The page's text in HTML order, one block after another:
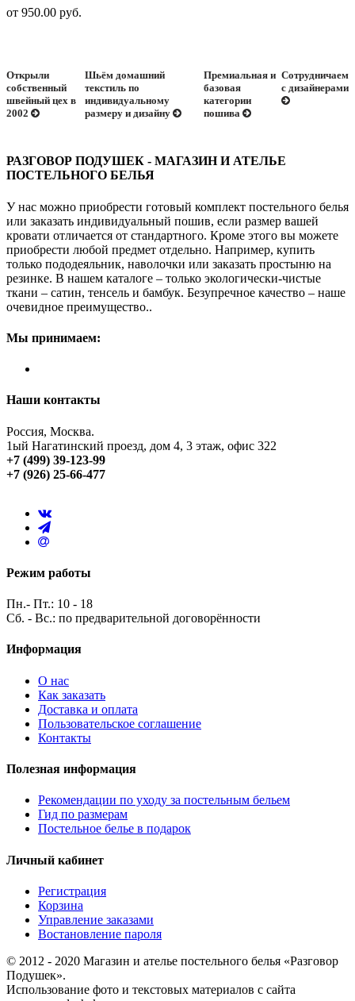
от 950.00 руб.
Открыли
собственный
швейный цех в
2002
Шьём домашний
текстиль по
индивидуальному
размеру и дизайну
Премиальная и
базовая
категории
пошива
Сотрудничаем
с дизайнерами
РАЗГОВОР ПОДУШЕК - МАГАЗИН И АТЕЛЬЕ
ПОСТЕЛЬНОГО БЕЛЬЯ
У нас можно приобрести готовый комплект постельного белья
или заказать индивидуальный пошив, если размер вашей
кровати отличается от стандартного. Кроме этого вы можете
приобрести любой предмет отдельно. Например, купить
только пододеяльник, наволочки или заказать простыню на
резинке. В нашем каталоге – только экологически-чистые
ткани – сатин, тенсель и бамбук. Безупречное качество – наше
очевидное преимущество..
Мы принимаем:
Наши контакты
Россия, Москва.
1ый Нагатинский проезд, дом 4, 3 этаж, офис 322
+7 (499) 39-123-99
+7 (926) 25-66-477
Режим работы
Пн.- Пт.: 10 - 18
Сб. - Вс.: по предварительной договорённости
Информация
О нас
Как заказать
Доставка и оплата
Пользовательское соглашение
Контакты
Полезная информация
Рекомендации по уходу за постельным бельем
Гид по размерам
Постельное белье в подарок
Личный кабинет
Регистрация
Корзина
Управление заказами
Востановление пароля
© 2012 - 2020 Магазин и ателье постельного белья «Разговор
Подушек».
Использование фото и текстовых материалов с сайта